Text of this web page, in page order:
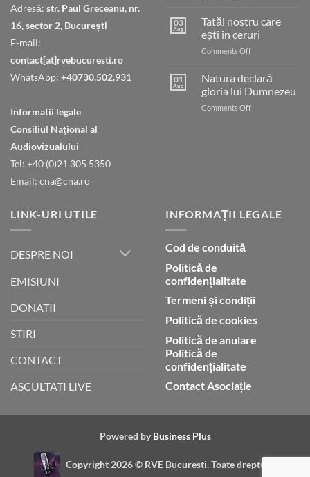
Adresă: str. Paul Greceanu, nr.
16, sector 2, București
E-mail:
contact[at]rvebucuresti.ro
WhatsApp: +40730.502.931
Informatii legale
Consiliul Naţional al
Audiovizualului
Tel: +40 (0)21 305 5350
Email: cna@cna.ro
03
Aug
Tatăl nostru care
ești în ceruri
Comments Offon
nostru
care
ești
în
01
Aug
Natura declară
gloria lui Dumnezeu
Comments Offon
LINK-URI UTILE
DESPRE NOI
EMISIUNI
DONATII
STIRI
CONTACT
ASCULTATI LIVE
INFORMAȚII LEGALE
Cod de conduită
Politică de
confidențialitate
Termeni și condiții
Politică de cookies
Politică de anulare
Politică de
confidențialitate
Contact Asociație
Powered by Business Plus
Copyright 2026 © RVE Bucuresti. Toate drepturile